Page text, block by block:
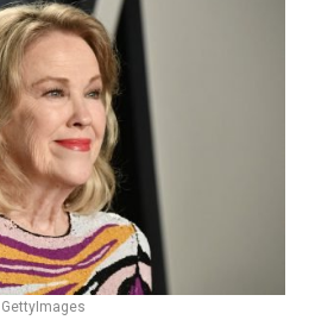
GettyImages